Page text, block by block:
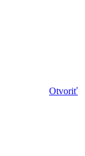
Otvoriť